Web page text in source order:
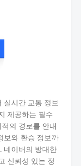
실시간 교통 정보
제공하는 필수
의 경로를 안내
보와 환승 정보까
네이버의 방대한
신뢰성 있는 정